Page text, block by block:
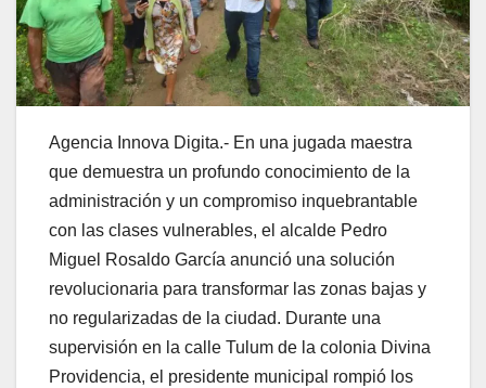
Agencia Innova Digita.- En una jugada maestra
que demuestra un profundo conocimiento de la
administración y un compromiso inquebrantable
con las clases vulnerables, el alcalde Pedro
Miguel Rosaldo García anunció una solución
revolucionaria para transformar las zonas bajas y
no regularizadas de la ciudad. Durante una
supervisión en la calle Tulum de la colonia Divina
Providencia, el presidente municipal rompió los